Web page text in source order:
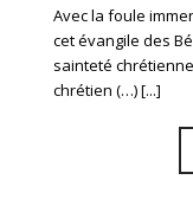
Avec la foule
cet évangile des
sainteté
chrétien (…) [...]